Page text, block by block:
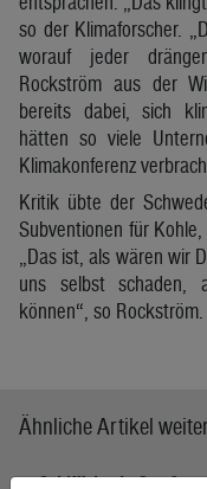
so der Klimaforscher.
worauf jeder
Rockström aus der
bereits dabei, sich
hätten so viele
Klimakonferenz
Kritik übte der
Subventionen für
„Das ist, als wären wir
uns selbst schaden,
können“, so Rockström.
Ähnliche Artikel